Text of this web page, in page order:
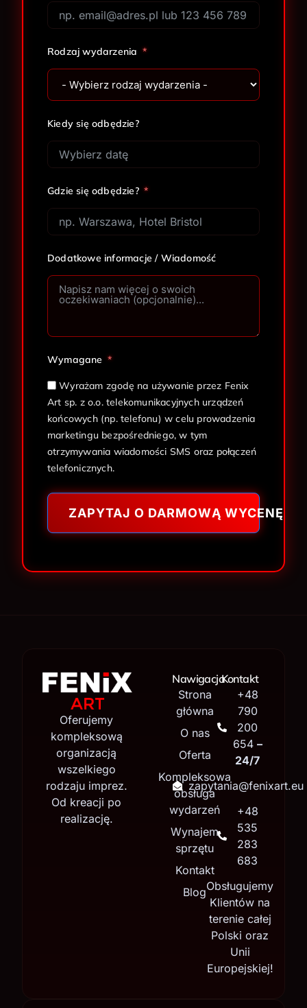
Rodzaj wydarzenia
Kiedy się odbędzie?
Gdzie się odbędzie?
Dodatkowe informacje / Wiadomość
Wymagane
Wyrażam zgodę na używanie przez Fenix
Art sp. z o.o. telekomunikacyjnych urządzeń
końcowych (np. telefonu) w celu prowadzenia
marketingu bezpośredniego, w tym
otrzymywania wiadomości SMS oraz połączeń
telefonicznych.
ZAPYTAJ O DARMOWĄ WYCENĘ
Oferujemy
kompleksową
organizacją
wszelkiego
rodzaju imprez.
Od kreacji po
realizację.
Nawigacja
Strona
główna
O nas
Oferta
Kompleksowa
obsługa
wydarzeń
Wynajem
sprzętu
Kontakt
Blog
Kontakt
+48
790
200
654 –
24/7
zapytania@fenixart.eu
+48
535
283
683
Obsługujemy
Klientów na
terenie całej
Polski oraz
Unii
Europejskiej!